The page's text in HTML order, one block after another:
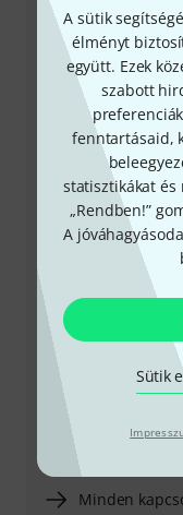
A sütik
élményt
együtt. Ezek
szabott
fenntartásaid,
statisztikákat
„Rendben!”
A
Sütik
örömmel áll
Készítsd elő
Nyitvatartási
nyári
Visszahívást
Még több
Termék
Minden